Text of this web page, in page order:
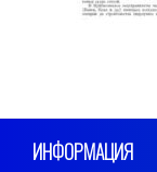
ИНФОРМАЦИЯ